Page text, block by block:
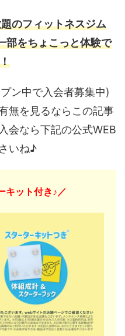
のフィットネスジム
部をちょこっと体験で
ン中で入会者募集中)
無を見るならこの記事
会なら下記の公式WEB
いね♪
キット付き♪／